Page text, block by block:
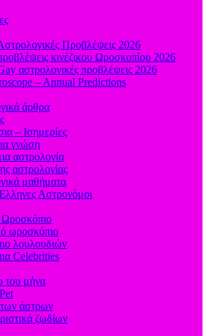
Προβλέψεις 2026
κινέζικου Ωροσκοπίου 2026
αστρολογικές προβλέψεις 2026
– Annual Predictions
άρθρα
– Ισημερίες
γνώση
αστρολογία
αστρολογίας
μαθήματα
Αστρονόμοι
Ωροσκόπιο
ωροσκόπιο
λουλουδιών
Celebrities
του μήνα
άστρων
ζωδίων